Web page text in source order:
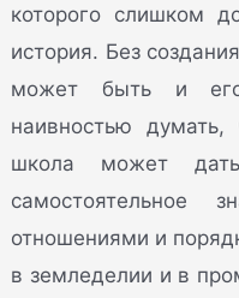
которого слишком
история. Без
может быть и
наивностью думать,
школа может
самостоятельное
отношениями и
в земледелии и в